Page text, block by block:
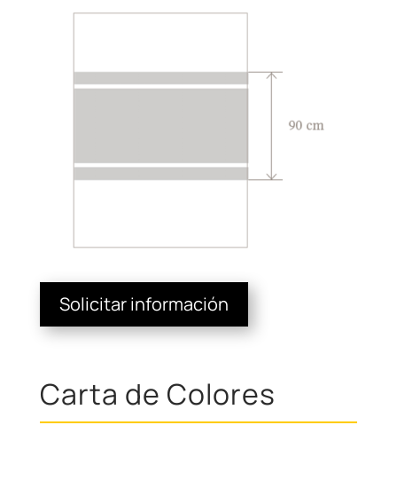
Solicitar información
Carta de Colores